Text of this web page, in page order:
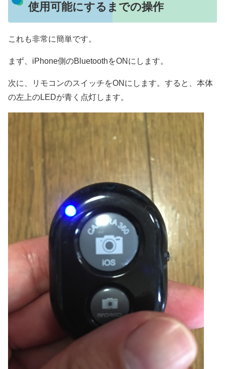
使用可能にするまでの操作
これも非常に簡単です。
まず、iPhone側のBluetoothをONにします。
次に、リモコンのスイッチをONにします。すると、本体
の左上のLEDが青く点灯します。